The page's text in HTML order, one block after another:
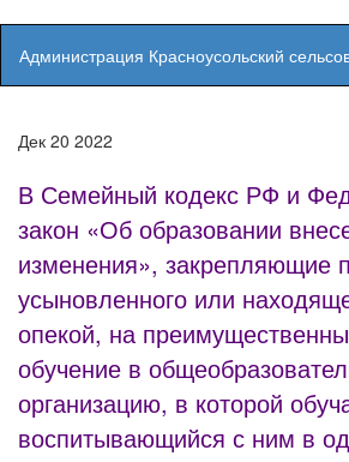
Администрация Красноусольский
Дек 20 2022
В Семейный кодекс РФ и
закон «Об образовании
изменения», закрепляющие
усыновленного или
опекой, на
обучение в
организацию, в которой
воспитывающийся с ним в